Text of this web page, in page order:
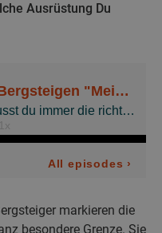
Ausrüstung Du
markieren die
besondere Grenze. Sie